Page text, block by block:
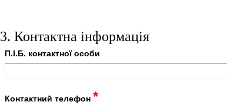
3. Контактна інформація
П.І.Б. контактної особи
Контактний телефон *